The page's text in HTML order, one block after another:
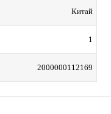
Китай
1
2000000112169